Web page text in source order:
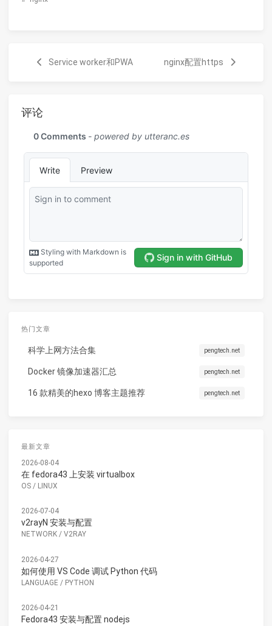
Service worker和PWA nginx配置https
评论
热门文章
科学上网方法合集 pengtech.net
Docker 镜像加速器汇总 pengtech.net
16 款精美的hexo 博客主题推荐 pengtech.net
最新文章
2026-08-04
在 fedora43 上安装 virtualbox
OS / LINUX
2026-07-04
v2rayN 安装与配置
NETWORK / V2RAY
2026-04-27
如何使用 VS Code 调试 Python 代码
LANGUAGE / PYTHON
2026-04-21
Fedora43 安装与配置 nodejs